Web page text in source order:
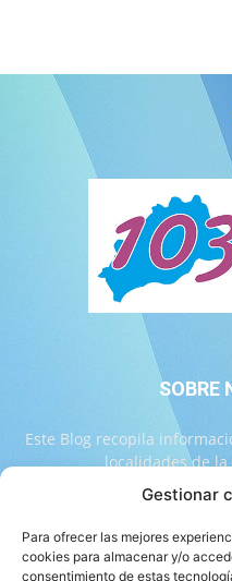
Gestionar
Para ofrecer las mejores
cookies para almacenar y/o
consentimiento de estas
SOBRE
Este Blog recopila
localidades de
Contáctanos: